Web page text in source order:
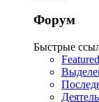
Форум
Быстрые